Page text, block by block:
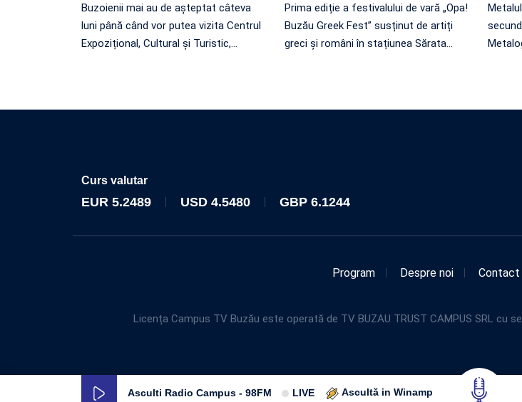
Buzoienii mai au de așteptat câteva
luni până când vor putea vizita Centrul
Expozițional, Cultural și Turistic,…
Prima ediție a festivalului de vară „Opa!
Buzău Greek Fest” susținut de artiți
greci și români în stațiunea Sărata…
Curs valutar
EUR 5.2489 USD 4.5480 GBP 6.1244
Program Despre noi Contact
Licența Campus TV Buzău este operată de TV BUZAU TRUST CAMPUS SRL cu
Asculti Radio Campus - 98FM LIVE Ascultă in Winamp